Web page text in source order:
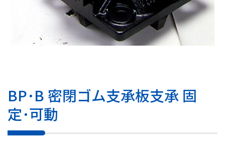
BP･B 密閉ゴム支承板支承 固
定･可動